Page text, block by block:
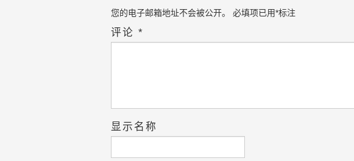
您的电子邮箱地址不会被公开。 必填项已用*标注
评论 *
显示名称